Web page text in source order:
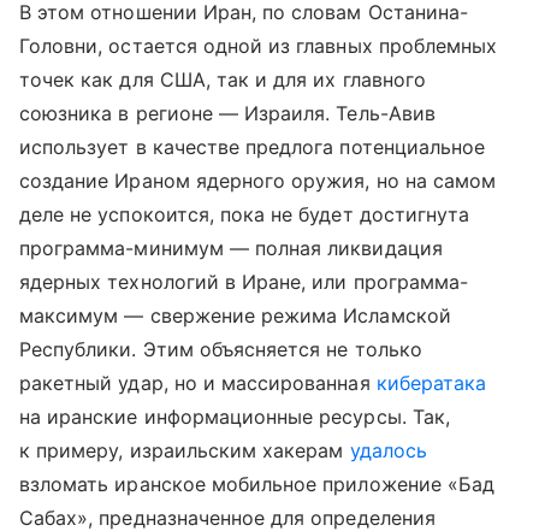
В этом отношении Иран, по словам Останина-
Головни, остается одной из главных проблемных
точек как для США, так и для их главного
союзника в регионе — Израиля. Тель-Авив
использует в качестве предлога потенциальное
создание Ираном ядерного оружия, но на самом
деле не успокоится, пока не будет достигнута
программа-минимум — полная ликвидация
ядерных технологий в Иране, или программа-
максимум — свержение режима Исламской
Республики. Этим объясняется не только
ракетный удар, но и массированная кибератака
на иранские информационные ресурсы. Так,
к примеру, израильским хакерам удалось
взломать иранское мобильное приложение «Бад
Сабах», предназначенное для определения